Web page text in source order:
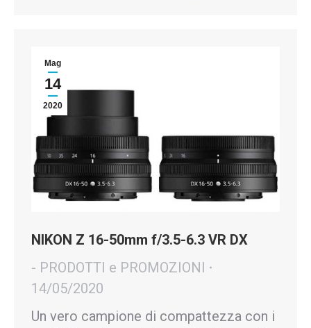
Mag
14
2020
NIKON Z 16-50mm f/3.5-6.3 VR DX
- PRODOTTI e PROMOZIONI
14/05/2020
Un vero campione di compattezza con i